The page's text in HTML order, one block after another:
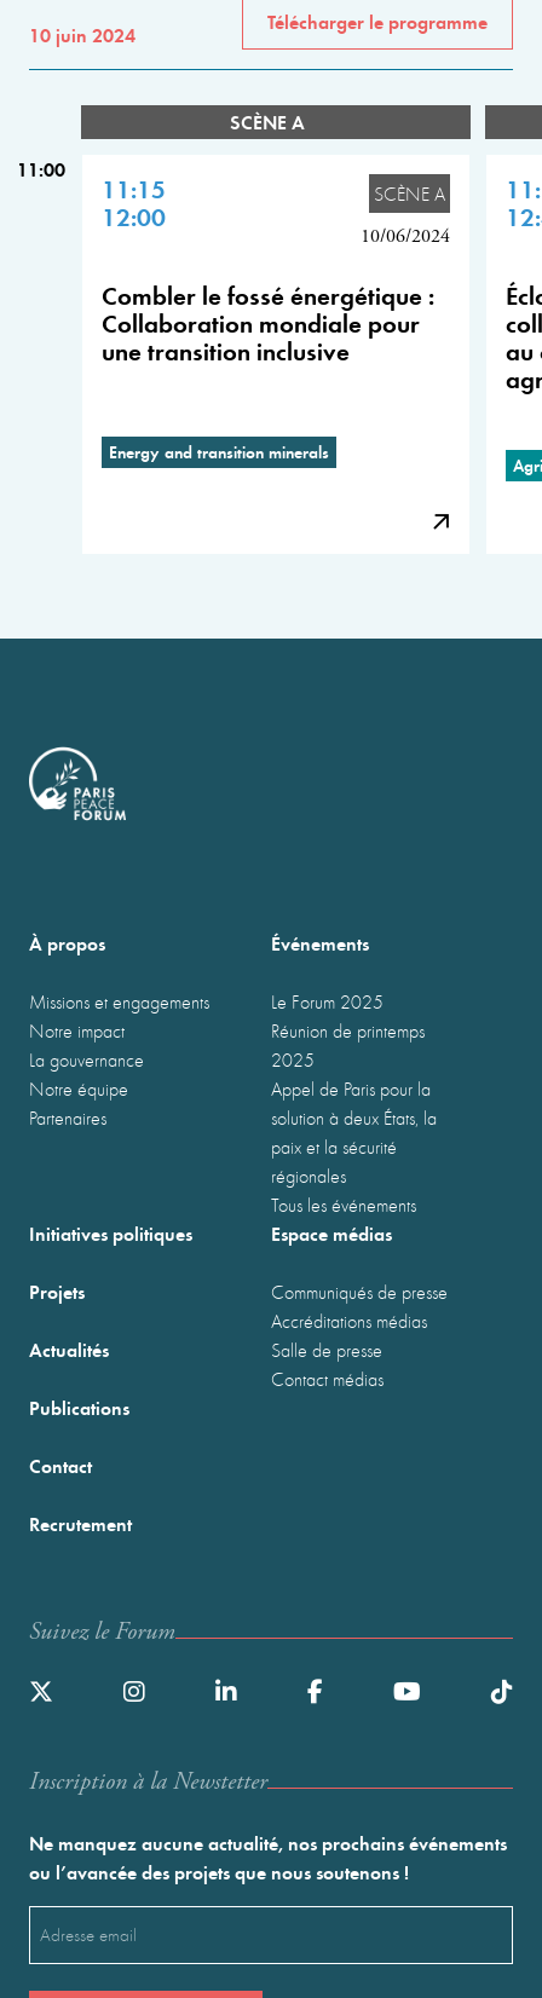
10 juin 2024
Télécharger le programme
SCÈNE A
11:00
11:15
12:00
SCÈNE A
10/06/2024
Combler le fossé énergétique :
Collaboration mondiale pour
une transition inclusive
Energy and transition minerals
au
À propos
Missions et engagements
Notre impact
La gouvernance
Notre équipe
Partenaires
Événements
Le Forum 2025
Réunion de printemps
2025
Appel de Paris pour la
solution à deux États, la
paix et la sécurité
régionales
Tous les événements
Initiatives politiques
Projets
Actualités
Publications
Espace médias
Communiqués de presse
Accréditations médias
Salle de presse
Contact médias
Contact
Recrutement
Suivez le Forum
Inscription à la Newstetter
Ne manquez aucune actualité, nos prochains événements
ou l’avancée des projets que nous soutenons !
(Nécessaire)